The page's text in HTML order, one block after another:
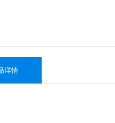
详情